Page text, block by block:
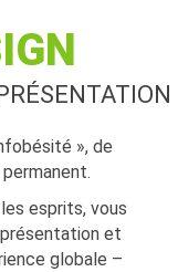
», de
esprits, vous
et
globale –